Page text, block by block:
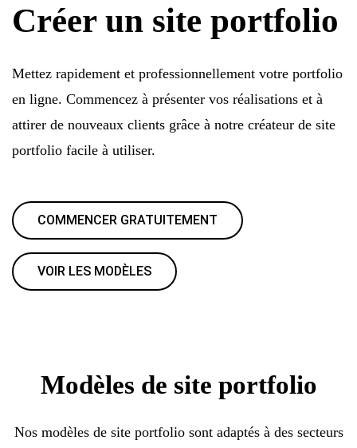
Créer un site portfolio
Mettez rapidement et professionnellement votre portfolio
en ligne. Commencez à présenter vos réalisations et à
attirer de nouveaux clients grâce à notre créateur de site
portfolio facile à utiliser.
COMMENCER GRATUITEMENT
VOIR LES MODÈLES
Modèles de site portfolio
Nos modèles de site portfolio sont adaptés à des secteurs